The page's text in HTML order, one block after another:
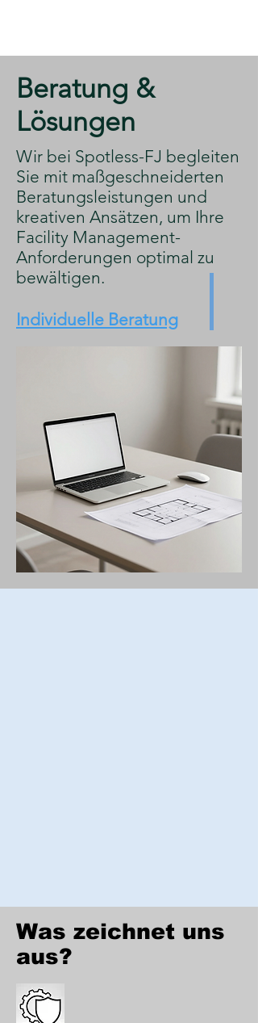
​Beratung &
Lösungen
​Wir bei Spotless-FJ begleiten
Sie mit maßgeschneiderten
Beratungsleistungen und
kreativen Ansätzen, um Ihre
Facility Management-
Anforderungen optimal zu
bewältigen.
Individuelle Beratung
Was zeichnet uns
aus?